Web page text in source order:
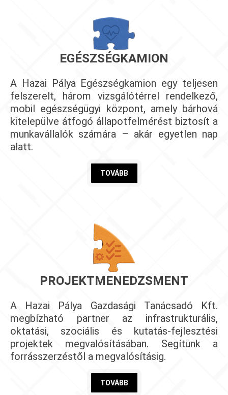
EGÉSZSÉGKAMION
A Hazai Pálya Egészségkamion egy teljesen
felszerelt, három vizsgálótérrel rendelkező,
mobil egészségügyi központ, amely bárhová
kitelepülve átfogó állapotfelmérést biztosít a
munkavállalók számára – akár egyetlen nap
alatt.
TOVÁBB
PROJEKTMENEDZSMENT
A Hazai Pálya Gazdasági Tanácsadó Kft.
megbízható partner az infrastrukturális,
oktatási, szociális és kutatás-fejlesztési
projektek megvalósításában. Segítünk a
forrásszerzéstől a megvalósításig.
TOVÁBB